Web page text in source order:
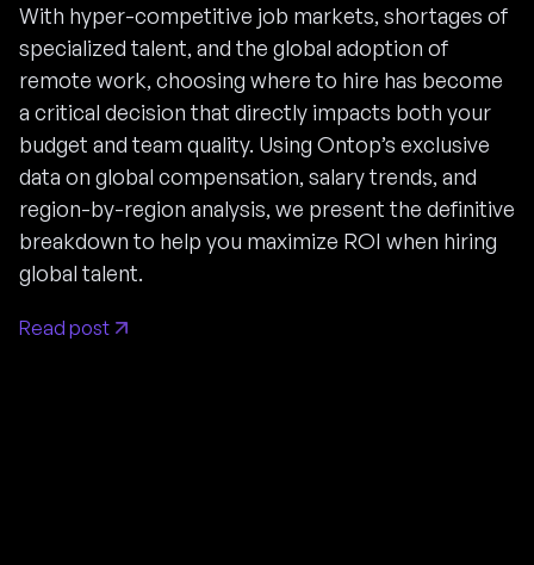
With hyper-competitive job markets, shortages of
specialized talent, and the global adoption of
remote work, choosing where to hire has become
a critical decision that directly impacts both your
budget and team quality. Using Ontop’s exclusive
data on global compensation, salary trends, and
region-by-region analysis, we present the definitive
breakdown to help you maximize ROI when hiring
global talent.
Read post